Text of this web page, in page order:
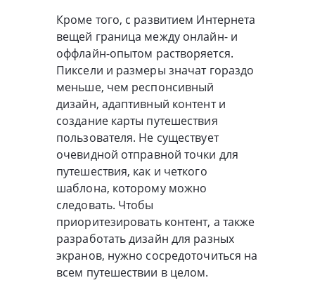
Кроме того, с развитием Интернета
вещей граница между онлайн- и
оффлайн-опытом растворяется.
Пиксели и размеры значат гораздо
меньше, чем респонсивный
дизайн, адаптивный контент и
создание карты путешествия
пользователя. Не существует
очевидной отправной точки для
путешествия, как и четкого
шаблона, которому можно
следовать. Чтобы
приоритезировать контент, а также
разработать дизайн для разных
экранов, нужно сосредоточиться на
всем путешествии в целом.